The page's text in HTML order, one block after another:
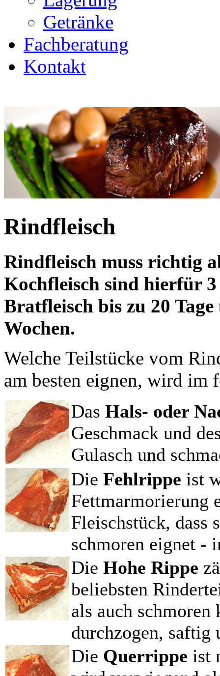
Getränke
Fachberatung
Kontakt
Rindfleisch
Rindfleisch muss richtig
Kochfleisch sind hierfür
Bratfleisch bis zu 20
Wochen.
Welche Teilstücke vom
am besten eignen, wird im
Das Hals- oder
Geschmack und
Gulasch und
Die Fehlrippe ist
Fettmarmorierung
Fleischstück, dass
schmoren eignet -
Die Hohe Rippe
beliebsten
als auch
durchzogen, saftig
Die Querrippe ist